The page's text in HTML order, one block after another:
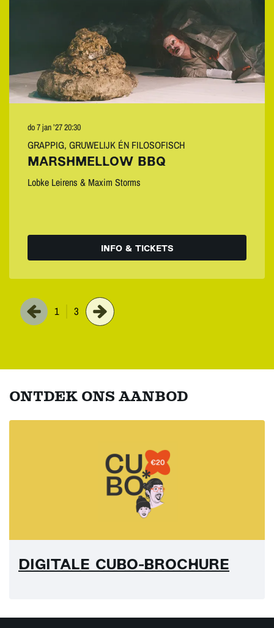
MARSHMELLOW BBQ
Lobke Leirens & Maxim Storms
GRAPPIG, GRUWELIJK ÉN FILOSOFISCH
do 7 jan ’2720:30
INFO & TICKETS
1 3
ONTDEK ONS AANBOD
DIGITALE CUBO-BROCHURE